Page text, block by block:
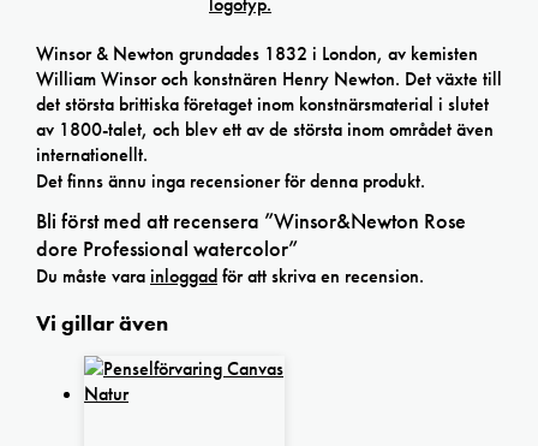
Winsor & Newton grundades 1832 i London, av kemisten
William Winsor och konstnären Henry Newton. Det växte till
det största brittiska företaget inom konstnärsmaterial i slutet
av 1800-talet, och blev ett av de största inom området även
internationellt.
Det finns ännu inga recensioner för denna produkt.
Bli först med att recensera ”Winsor&Newton Rose
dore Professional watercolor”
Du måste varainloggadför att skriva en recension.
Vi gillar även